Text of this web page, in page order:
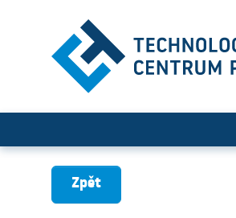
Další čtyři ERC
Zpět